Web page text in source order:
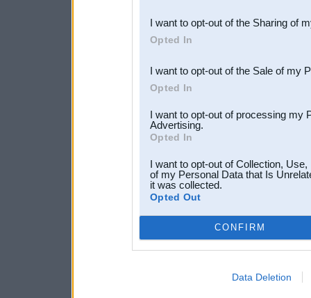
Downstream Participants
third parties.
I want to opt-out of the Sharing of
Opted In
I want to opt-out of the Sale of my
Opted In
I want to opt-out of processing my
Advertising.
Opted In
I want to opt-out of Collection,
of my Personal Data that Is
it was collected.
Opted Out
CONFIRM
Data Deletion